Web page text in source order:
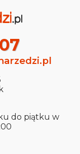
do piątku w